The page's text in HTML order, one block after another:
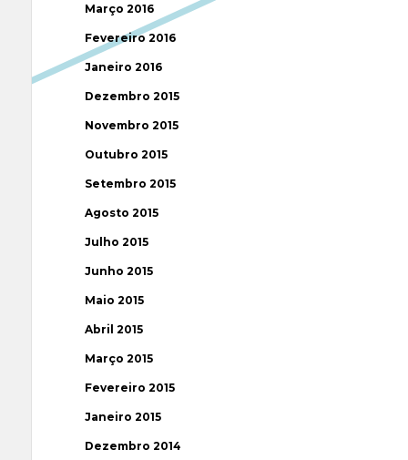
Março 2016
Fevereiro 2016
Janeiro 2016
Dezembro 2015
Novembro 2015
Outubro 2015
Setembro 2015
Agosto 2015
Julho 2015
Junho 2015
Maio 2015
Abril 2015
Março 2015
Fevereiro 2015
Janeiro 2015
Dezembro 2014